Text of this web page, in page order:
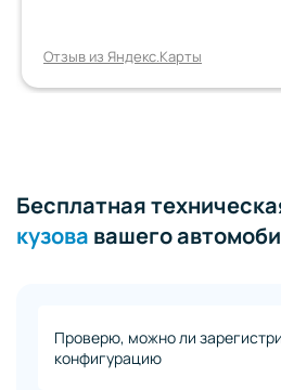
Отзыв из Яндекс.Карты
Бесплатная
кузова вашего
Проверю, можно ли
конфигурацию